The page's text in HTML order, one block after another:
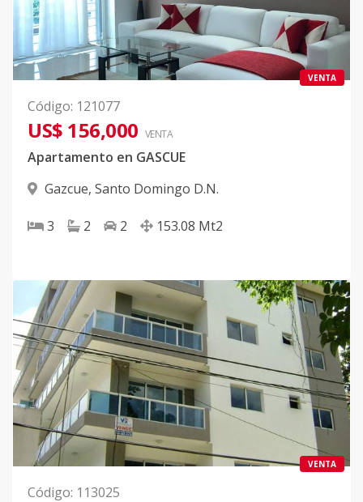
VENTA
Código: 121077
US$ 156,000 VENTA
Apartamento en GASCUE
Gazcue, Santo Domingo D.N.
3 2 2 153.08 Mt2
VENTA
Código: 113025